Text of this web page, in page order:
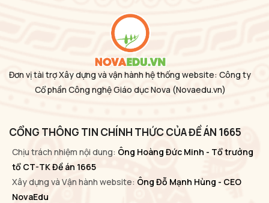
Đơn vị tài trợ Xây dựng và vận hành hệ thống website: Công ty
Cổ phần Công nghệ Giáo dục Nova (Novaedu.vn)
CỔNG THÔNG TIN CHÍNH THỨC CỦA ĐỀ ÁN 1665
Chịu trách nhiệm nội dung: Ông Hoàng Đức Minh - Tổ trưởng
tổ CT-TK Đề án 1665
Xây dựng và Vận hành website: Ông Đỗ Mạnh Hùng - CEO
NovaEdu